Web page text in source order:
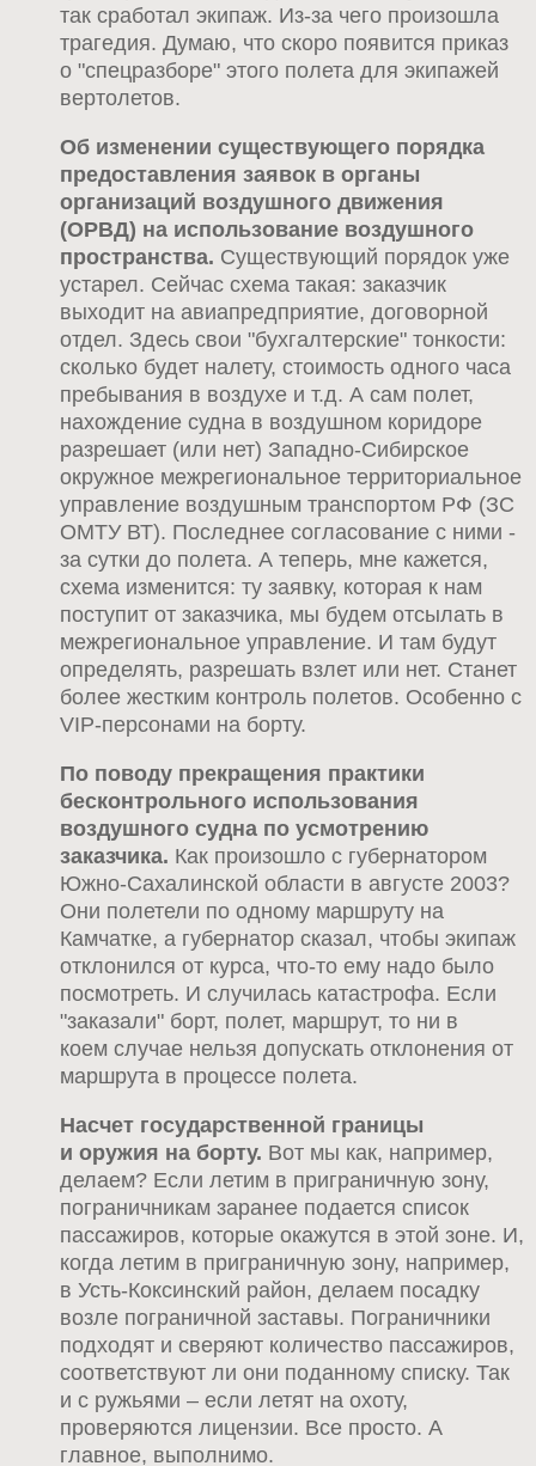
так сработал экипаж. Из-за чего произошла
трагедия. Думаю, что скоро появится приказ
о "спецразборе" этого полета для экипажей
вертолетов.
Об изменении существующего порядка
предоставления заявок в органы
организаций воздушного движения
(ОРВД) на использование воздушного
пространства. Существующий порядок уже
устарел. Сейчас схема такая: заказчик
выходит на авиапредприятие, договорной
отдел. Здесь свои "бухгалтерские" тонкости:
сколько будет налету, стоимость одного часа
пребывания в воздухе и т.д. А сам полет,
нахождение судна в воздушном коридоре
разрешает (или нет) Западно-Сибирское
окружное межрегиональное территориальное
управление воздушным транспортом РФ (ЗС
ОМТУ ВТ). Последнее согласование с ними -
за сутки до полета. А теперь, мне кажется,
схема изменится: ту заявку, которая к нам
поступит от заказчика, мы будем отсылать в
межрегиональное управление. И там будут
определять, разрешать взлет или нет. Станет
более жестким контроль полетов. Особенно с
VIP-персонами на борту.
По поводу прекращения практики
бесконтрольного использования
воздушного судна по усмотрению
заказчика. Как произошло с губернатором
Южно-Сахалинской области в августе 2003?
Они полетели по одному маршруту на
Камчатке, а губернатор сказал, чтобы экипаж
отклонился от курса, что-то ему надо было
посмотреть. И случилась катастрофа. Если
"заказали" борт, полет, маршрут, то ни в
коем случае нельзя допускать отклонения от
маршрута в процессе полета.
Насчет государственной границы
и оружия на борту. Вот мы как, например,
делаем? Если летим в приграничную зону,
пограничникам заранее подается список
пассажиров, которые окажутся в этой зоне. И,
когда летим в приграничную зону, например,
в Усть-Коксинский район, делаем посадку
возле пограничной заставы. Пограничники
подходят и сверяют количество пассажиров,
соответствуют ли они поданному списку. Так
и с ружьями – если летят на охоту,
проверяются лицензии. Все просто. А
главное, выполнимо.